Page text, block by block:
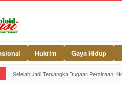
Hukrim Gaya Hidup
Setelah Jadi Tersangka Dugaan Perzinaan,